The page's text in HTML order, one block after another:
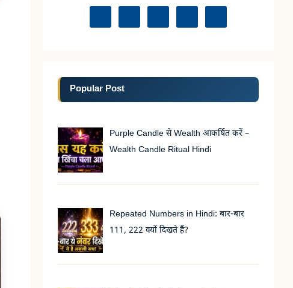
Popular Post
Purple Candle से Wealth आकर्षित करें –
Wealth Candle Ritual Hindi
Repeated Numbers in Hindi: बार-बार
111, 222 क्यों दिखते हैं?